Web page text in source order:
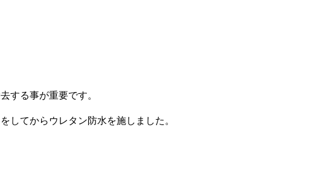
する事が重要です。
してからウレタン防水を施しました。